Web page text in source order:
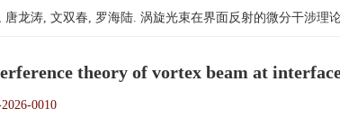
唐龙涛, 文双春, 罗海陆. 涡旋光束在界面反射的微分干涉理
theory of vortex beam at
0010